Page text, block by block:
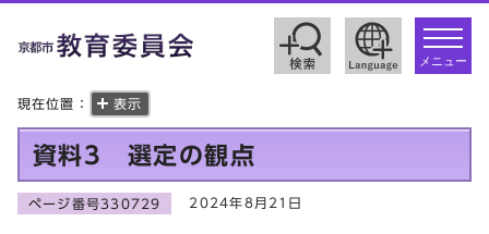
toggle
メニュー
現在位置： 表示
資料3 選定の観点
ページ番号330729 2024年8月21日